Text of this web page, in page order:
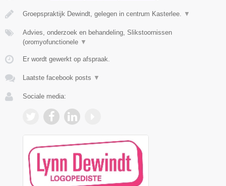
Groepspraktijk Dewindt, gelegen in centrum Kasterlee. ▼
Advies, onderzoek en behandeling, Slikstoornissen
(oromyofunctionele ▼
Er wordt gewerkt op afspraak.
Laatste facebook posts ▼
Sociale media: